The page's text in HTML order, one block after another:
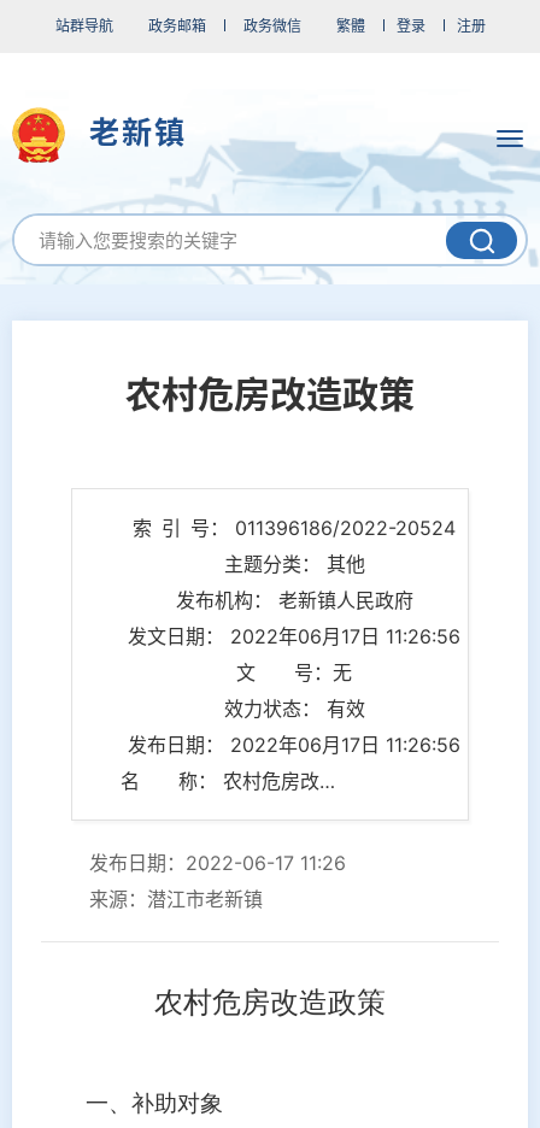
站群导航 政务邮箱 政务微信 繁體 登录 注册
老新镇
农村危房改造政策
索 引 号： 011396186/2022-20524
主题分类： 其他
发布机构： 老新镇人民政府
发文日期： 2022年06月17日 11:26:56
文 号：无
效力状态： 有效
发布日期： 2022年06月17日 11:26:56
名 称： 农村危房改造政策
发布日期：2022-06-17 11:26
来源：潜江市老新镇
农村危房改造政策
一、补助对象